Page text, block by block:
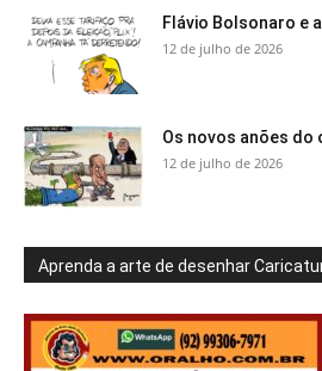
Flávio Bolsonaro e
12 de julho de 2026
Os novos anões
12 de julho de 2026
Aprenda a arte de desenhar